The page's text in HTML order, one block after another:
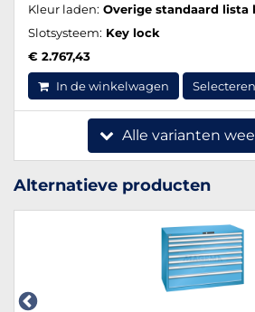
Kleur laden: Overige standaard lista
Slotsysteem: Key lock
€ 2.767,43
In de winkelwagen Selecteren
Alle varianten
Alternatieve producten